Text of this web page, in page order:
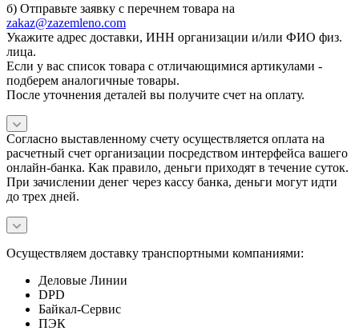
б) Отправьте заявку с перечнем товара на
zakaz@zazemleno.com
Укажите адрес доставки, ИНН организации и/или ФИО физ.
лица.
Если у вас список товара с отличающимися артикулами -
подберем аналогичные товары.
После уточнения деталей вы получите счет на оплату.
Согласно выставленному счету осуществляется оплата на
расчетный счет организации посредством интерфейса вашего
онлайн-банка. Как правило, деньги приходят в течение суток.
При зачислении денег через кассу банка, деньги могут идти
до трех дней.
Осуществляем доставку транспортными компаниями:
Деловые Линии
DPD
Байкал-Сервис
ПЭК